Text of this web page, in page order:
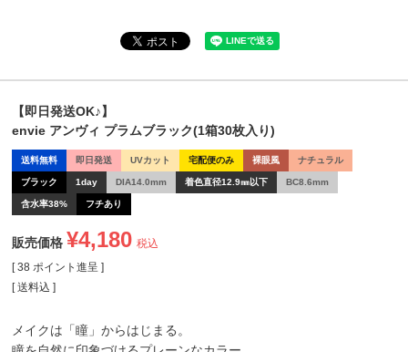
【即日発送OK♪】
envie アンヴィ プラムブラック(1箱30枚入り)
送料無料 即日発送 UVカット 宅配便のみ 裸眼風 ナチュラル
ブラック 1day DIA14.0mm 着色直径12.9㎜以下 BC8.6mm
含水率38% フチあり
販売価格 ¥4,180 税込
[ 38 ポイント進呈 ]
送料込
メイクは「瞳」からはじまる。